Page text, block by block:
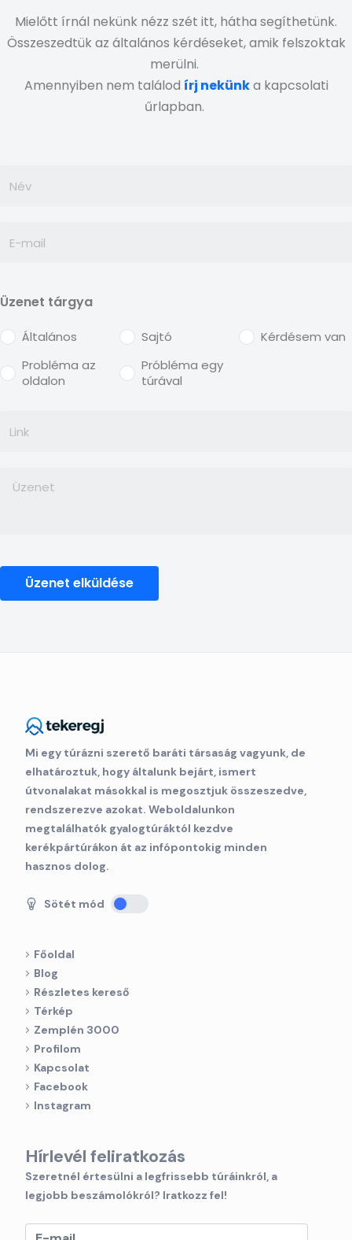
Mielőtt írnál nekünk nézz szét itt, hátha segíthetünk.
Összeszedtük az általános kérdéseket, amik felszoktak
merülni.
Amennyiben nem találod írj nekünka kapcsolati
űrlapban.
Üzenet tárgya
Általános Sajtó
Kérdésem van
Probléma az
oldalon
Próbléma egy
túrával
Üzenet elküldése
Mi egy túrázni szerető baráti társaság vagyunk, de
elhatároztuk, hogy általunk bejárt, ismert
útvonalakat másokkal is megosztjuk összeszedve,
rendszerezve azokat. Weboldalunkon
megtalálhatók gyalogtúráktól kezdve
kerékpártúrákon át az infópontokig minden
hasznos dolog.
Sötét mód
Főoldal
Blog
Részletes kereső
Térkép
Zemplén 3000
Profilom
Kapcsolat
Facebook
Instagram
Hírlevél feliratkozás
Szeretnél értesülni a legfrissebb túráinkról, a
legjobb beszámolókról? Iratkozz fel!